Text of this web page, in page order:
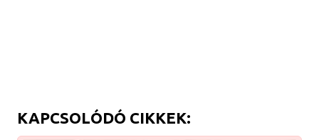
KAPCSOLÓDÓ CIKKEK: